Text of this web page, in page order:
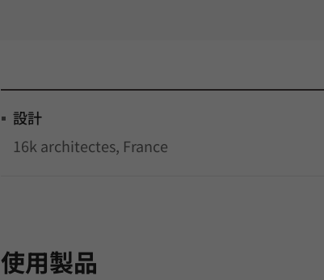
設計
16k architectes, France
使用製品